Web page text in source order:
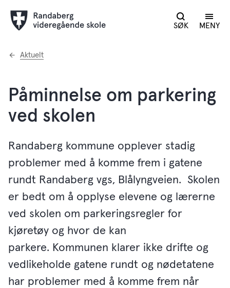
SØK MENY
Du
Aktuelt
Påminnelse om parkering
ved skolen
Randaberg kommune opplever stadig
problemer med å komme frem i gatene
rundt Randaberg vgs, Blålyngveien. Skolen
er bedt om å opplyse elevene og lærerne
ved skolen om parkeringsregler for
kjøretøy og hvor de kan
parkere. Kommunen klarer ikke drifte og
vedlikeholde gatene rundt og nødetatene
har problemer med å komme frem når